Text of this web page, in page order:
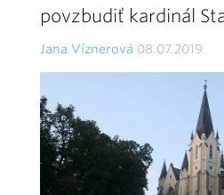
povzbudiť kardinál
Jana Víznerová 08.07.2019